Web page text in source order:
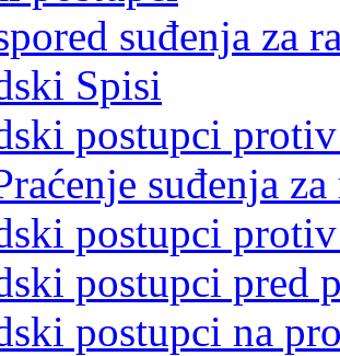
suđenja za
Spisi
postupci
suđenja
postupci
postupci pred
postupci na